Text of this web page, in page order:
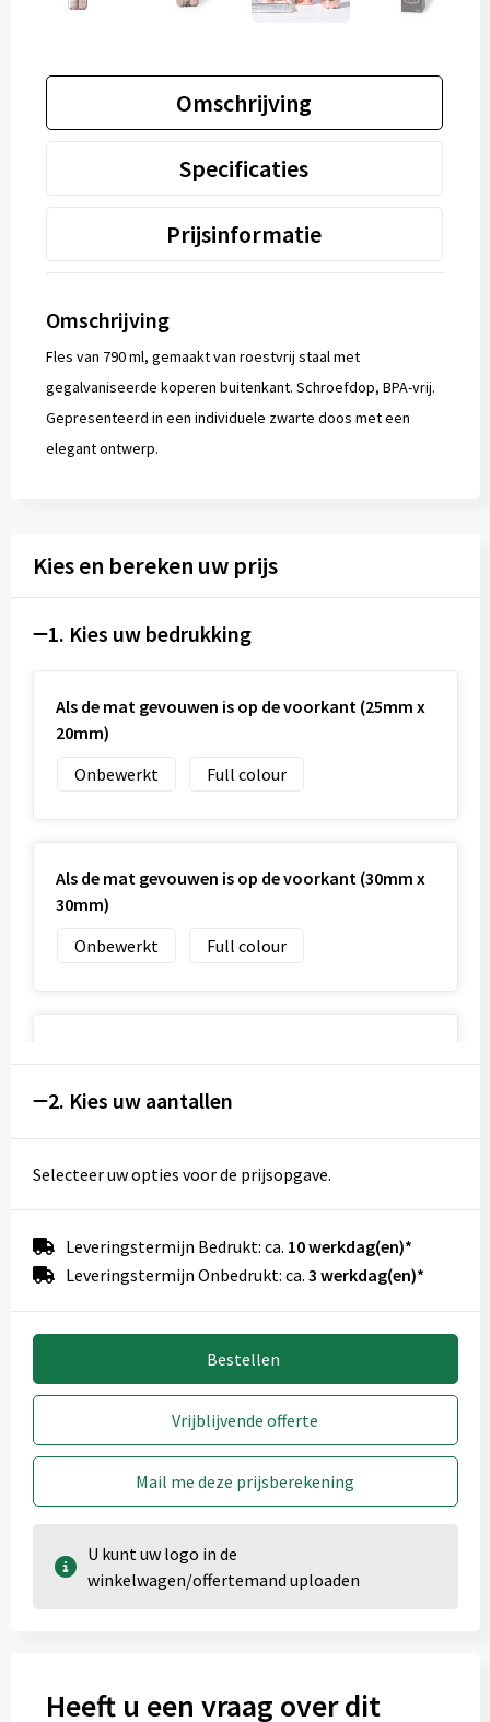
Omschrijving
Specificaties
Prijsinformatie
Omschrijving
Fles van 790 ml, gemaakt van roestvrij staal met
gegalvaniseerde koperen buitenkant. Schroefdop, BPA-vrij.
Gepresenteerd in een individuele zwarte doos met een
elegant ontwerp.
Kies en bereken uw prijs
1. Kies uw bedrukking
Als de mat gevouwen is op de voorkant (25mm x
20mm)
Onbewerkt
Full colour
Als de mat gevouwen is op de voorkant (30mm x
30mm)
Onbewerkt
Full colour
70mm)
Onbewerkt
Rondom bedrukking (125mm x 80mm)
Full colour
Onbewerkt
Full colour
2. Kies uw aantallen
Selecteer uw opties voor de prijsopgave.
Leveringstermijn Bedrukt: ca. 10 werkdag(en)*
Leveringstermijn Onbedrukt: ca. 3 werkdag(en)*
Bestellen
Vrijblijvende offerte
Mail me deze prijsberekening
U kunt uw logo in de
winkelwagen/offertemand uploaden
Heeft u een vraag over dit